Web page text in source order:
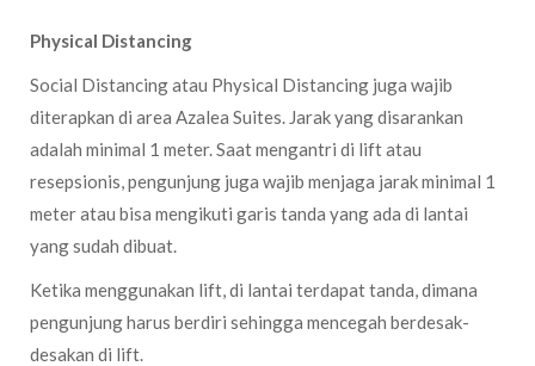
Physical Distancing
Social Distancing atau Physical Distancing juga wajib
diterapkan di area Azalea Suites. Jarak yang disarankan
adalah minimal 1 meter. Saat mengantri di lift atau
resepsionis, pengunjung juga wajib menjaga jarak minimal 1
meter atau bisa mengikuti garis tanda yang ada di lantai
yang sudah dibuat.
Ketika menggunakan lift, di lantai terdapat tanda, dimana
pengunjung harus berdiri sehingga mencegah berdesak-
desakan di lift.